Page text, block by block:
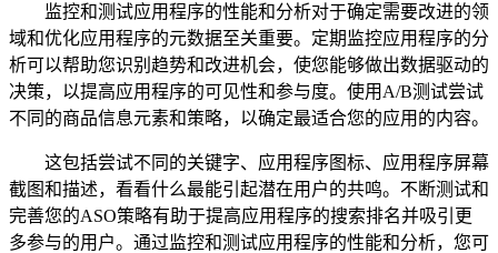
监控和测试应用程序的性能和分析对于确定需要改进的领
域和优化应用程序的元数据至关重要。定期监控应用程序的分
析可以帮助您识别趋势和改进机会，使您能够做出数据驱动的
决策，以提高应用程序的可见性和参与度。使用A/B测试尝试
不同的商品信息元素和策略，以确定最适合您的应用的内容。
这包括尝试不同的关键字、应用程序图标、应用程序屏幕
截图和描述，看看什么最能引起潜在用户的共鸣。不断测试和
完善您的ASO策略有助于提高应用程序的搜索排名并吸引更
多参与的用户。通过监控和测试应用程序的性能和分析，您可